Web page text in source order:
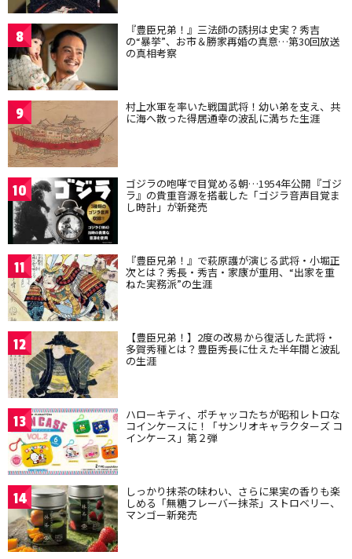
8 『豊臣兄弟！』三法師の誘拐は史実？秀吉
の“暴挙”、お市＆勝家再婚の真意…第30回放送
の真相考察
9 村上水軍を率いた戦国武将！幼い弟を支え、共
に海へ散った得居通幸の波乱に満ちた生涯
10 ゴジラの咆哮で目覚める朝…1954年公開『ゴジ
ラ』の貴重音源を搭載した「ゴジラ音声目覚ま
し時計」が新発売
11 『豊臣兄弟！』で萩原護が演じる武将・小堀正
次とは？秀長・秀吉・家康が重用、“出家を重
ねた実務派”の生涯
12 【豊臣兄弟！】2度の改易から復活した武将・
多賀秀種とは？豊臣秀長に仕えた半年間と波乱
の生涯
13 ハローキティ、ポチャッコたちが昭和レトロな
コインケースに！「サンリオキャラクターズ コ
インケース」第２弾
14 しっかり抹茶の味わい、さらに果実の香りも楽
しめる「無糖フレーバー抹茶」ストロベリー、
マンゴー新発売